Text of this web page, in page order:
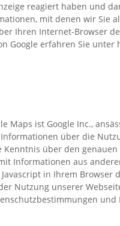
reagiert haben und
mit denen wir Sie
Ihren Internet-Browser
Google erfahren Sie
ist Google Inc.,
über die
über den
Informationen aus
in Ihrem
Nutzung unserer